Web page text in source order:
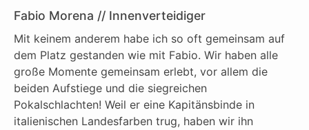
Fabio Morena // Innenverteidiger
Mit keinem anderem habe ich so oft gemeinsam auf
dem Platz gestanden wie mit Fabio. Wir haben alle
große Momente gemeinsam erlebt, vor allem die
beiden Aufstiege und die siegreichen
Pokalschlachten! Weil er eine Kapitänsbinde in
italienischen Landesfarben trug, haben wir ihn